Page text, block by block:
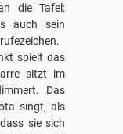
die Tafel:
auch sein
spielt das
sitzt im
Das
singt, als
sie sich